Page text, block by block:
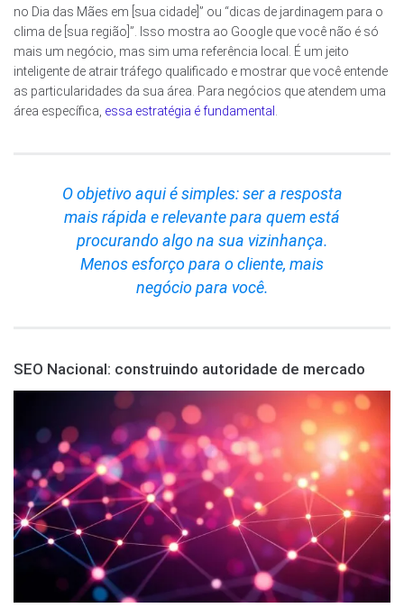
no Dia das Mães em [sua cidade]” ou “dicas de jardinagem para o
clima de [sua região]”. Isso mostra ao Google que você não é só
mais um negócio, mas sim uma referência local. É um jeito
inteligente de atrair tráfego qualificado e mostrar que você entende
as particularidades da sua área. Para negócios que atendem uma
área específica, essa estratégia é fundamental
O objetivo aqui é simples: ser a resposta
mais rápida e relevante para quem está
procurando algo na sua vizinhança.
Menos esforço para o cliente, mais
negócio para você.
SEO Nacional: construindo autoridade de mercado